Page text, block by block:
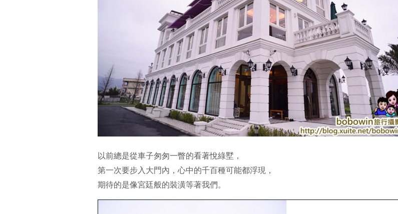
以前總是從車子匆匆一瞥的看著悅綠墅，
第一次要步入大門內，心中的千百種可能都浮現，
期待的是像宮廷般的裝潢等著我們。